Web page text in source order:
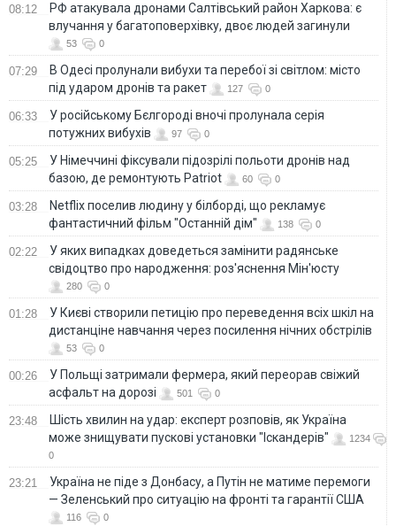
08:12
РФ атакувала дронами Салтівський район Харкова: є
влучання у багатоповерхівку, двоє людей загинули
53 0
07:29
В Одесі пролунали вибухи та перебої зі світлом: місто
під ударом дронів та ракет
127 0
06:33
У російському Бєлгороді вночі пролунала серія
потужних вибухів
97 0
05:25
У Німеччині фіксували підозрілі польоти дронів над
базою, де ремонтують Patriot
60 0
03:28
Netflix поселив людину у білборді, що рекламує
фантастичний фільм "Останній дім"
138 0
02:22
У яких випадках доведеться замінити радянське
свідоцтво про народження: роз'яснення Мін'юсту
280 0
01:28
У Києві створили петицію про переведення всіх шкіл на
дистанціне навчання через посилення нічних обстрілів
53 0
00:26
У Польщі затримали фермера, який переорав свіжий
асфальт на дорозі
501 0
23:48
Шість хвилин на удар: експерт розповів, як Україна
може знищувати пускові установки "Іскандерів"
1234
0
23:21
Україна не піде з Донбасу, а Путін не матиме перемоги
— Зеленський про ситуацію на фронті та гарантії США
116 0